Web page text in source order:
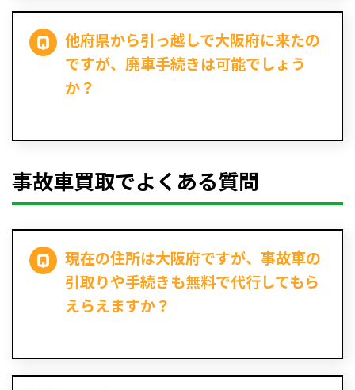
他府県から引っ越しで大阪府に来たの
ですが、廃車手続きは可能でしょう
か？
事故車買取でよくある質問
現在の住所は大阪府ですが、事故車の
引取りや手続きも無料で代行してもら
えらえますか？